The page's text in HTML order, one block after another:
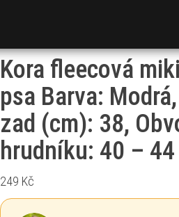
Kora fleecová
psa Barva:
zad (cm): 38,
hrudníku: 40 –
249 Kč